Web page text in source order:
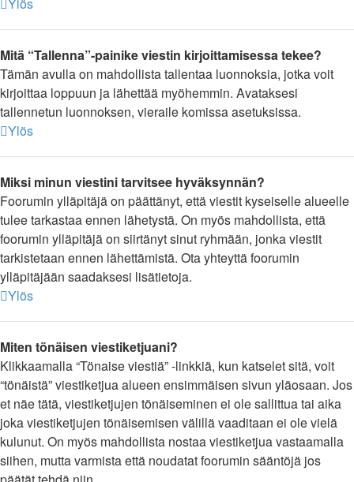
Mitä “Tallenna”-painike viestin kirjoittamisessa tekee?
Tämän avulla on mahdollista tallentaa luonnoksia, jotka voit
kirjoittaa loppuun ja lähettää myöhemmin. Avataksesi
tallennetun luonnoksen, vieraile komissa asetuksissa.
Ylös
Miksi minun viestini tarvitsee hyväksynnän?
Foorumin ylläpitäjä on päättänyt, että viestit kyseiselle alueelle
tulee tarkastaa ennen lähetystä. On myös mahdollista, että
foorumin ylläpitäjä on siirtänyt sinut ryhmään, jonka viestit
tarkistetaan ennen lähettämistä. Ota yhteyttä foorumin
ylläpitäjään saadaksesi lisätietoja.
Ylös
Miten tönäisen viestiketjuani?
Klikkaamalla “Tönaise viestiä” -linkkiä, kun katselet sitä, voit
“tönäistä” viestiketjua alueen ensimmäisen sivun yläosaan. Jos
et näe tätä, viestiketjujen tönäiseminen ei ole sallittua tai aika
joka viestiketjujen tönäisemisen välillä vaaditaan ei ole vielä
kulunut. On myös mahdollista nostaa viestiketjua vastaamalla
siihen, mutta varmista että noudatat foorumin sääntöjä jos